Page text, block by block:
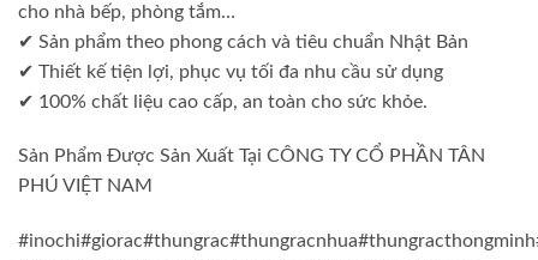
cho nhà bếp, phòng tắm…
✔ Sản phẩm theo phong cách và tiêu chuẩn Nhật Bản
✔ Thiết kế tiện lợi, phục vụ tối đa nhu cầu sử dụng
✔ 100% chất liệu cao cấp, an toàn cho sức khỏe.
Sản Phẩm Được Sản Xuất Tại CÔNG TY CỔ PHẦN TÂN
PHÚ VIỆT NAM